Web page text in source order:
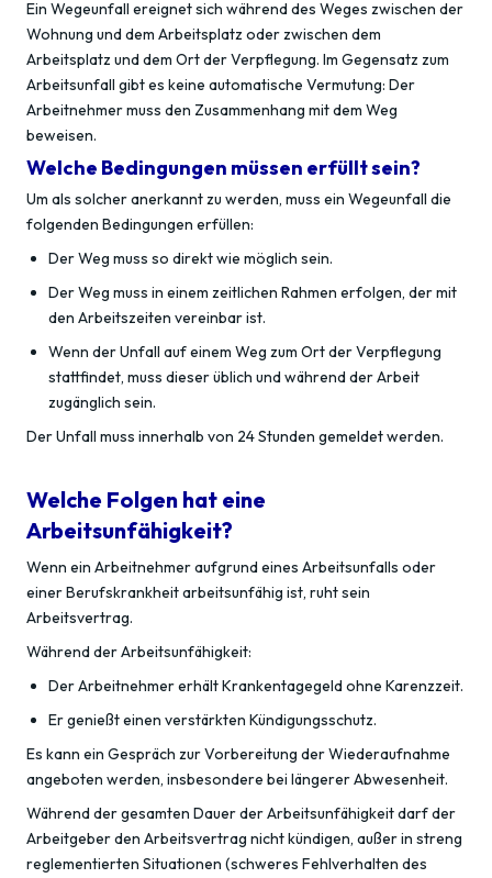
Ein Wegeunfall ereignet sich während des Weges zwischen der
Wohnung und dem Arbeitsplatz oder zwischen dem
Arbeitsplatz und dem Ort der Verpflegung. Im Gegensatz zum
Arbeitsunfall gibt es keine automatische Vermutung: Der
Arbeitnehmer muss den Zusammenhang mit dem Weg
beweisen.
Welche Bedingungen müssen erfüllt sein?
Um als solcher anerkannt zu werden, muss ein Wegeunfall die
folgenden Bedingungen erfüllen:
Der Weg muss so direkt wie möglich sein.
Der Weg muss in einem zeitlichen Rahmen erfolgen, der mit
den Arbeitszeiten vereinbar ist.
Wenn der Unfall auf einem Weg zum Ort der Verpflegung
stattfindet, muss dieser üblich und während der Arbeit
zugänglich sein.
Der Unfall muss innerhalb von 24 Stunden gemeldet werden.
Welche Folgen hat eine
Arbeitsunfähigkeit?
Wenn ein Arbeitnehmer aufgrund eines Arbeitsunfalls oder
einer Berufskrankheit arbeitsunfähig ist, ruht sein
Arbeitsvertrag.
Während der Arbeitsunfähigkeit:
Der Arbeitnehmer erhält Krankentagegeld ohne Karenzzeit.
Er genießt einen verstärkten Kündigungsschutz.
Es kann ein Gespräch zur Vorbereitung der Wiederaufnahme
angeboten werden, insbesondere bei längerer Abwesenheit.
Während der gesamten Dauer der Arbeitsunfähigkeit darf der
Arbeitgeber den Arbeitsvertrag nicht kündigen, außer in streng
reglementierten Situationen (schweres Fehlverhalten des